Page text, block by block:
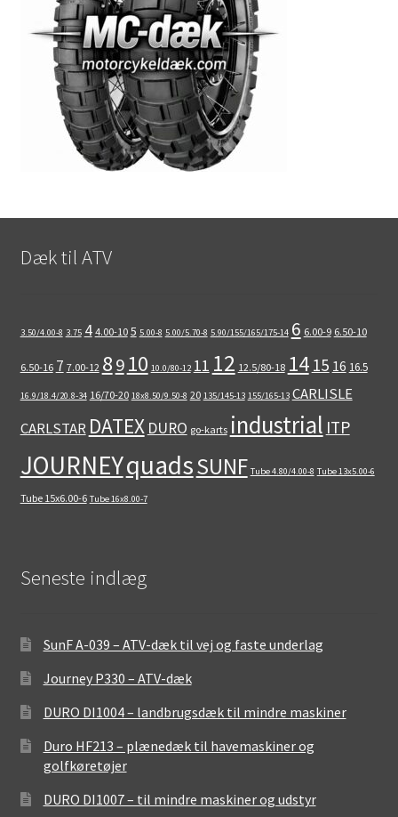
Dæk til ATV
3.50/4.00-8 3.75 4 4.00-10 5 5.00-8 5.00/5.70-8 5.90/155/165/175-14 6 6.00-9 6.50-10
6.50-16 7 7.00-12 89 10 10.0/80-12 11 12 12.5/80-18 14 15 16 16.5
16.9/18.4/20.8-34 16/70-20 18x8.50/9.50-8 20 135/145-13 155/165-13 CARLISLE
CARLSTAR DATEX DURO go-karts industrial ITP
JOURNEYquadsSUNF Tube 4.80/4.00-8 Tube 13x5.00-6
Tube 15x6.00-6 Tube 16x8.00-7
Seneste indlæg
SunF A-039 – ATV-dæk til vej og faste underlag
Journey P330 – ATV-dæk
DURO DI1004 – landbrugsdæk til mindre maskiner
Duro HF213 – plænedæk til havemaskiner og
golfkøretøjer
DURO DI1007 – til mindre maskiner og udstyr